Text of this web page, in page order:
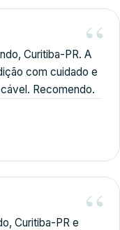
Curitiba-PR. A
com cuidado e
Recomendo.
Curitiba-PR e